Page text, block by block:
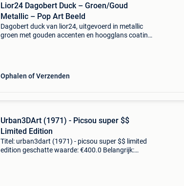
Lior24 Dagobert Duck – Groen/Goud
Metallic – Pop Art Beeld
Dagobert duck van lior24, uitgevoerd in metallic
groen met gouden accenten en hoogglans coating.
Ophalen of Verzenden
Urban3DArt (1971) - Picsou super $$
Limited Edition
Titel: urban3dart (1971) - picsou super $$ limited
edition geschatte waarde: €400.0 Belangrijk: